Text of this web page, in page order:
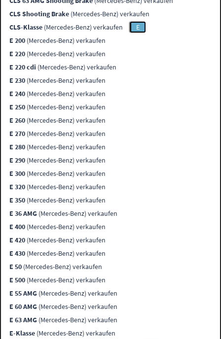
CLS Shooting Brake (Mercedes-Benz) verkaufen
CLS-Klasse (Mercedes-Benz) verkaufen
E
E 200 (Mercedes-Benz) verkaufen
E 220 (Mercedes-Benz) verkaufen
E 220 cdi (Mercedes-Benz) verkaufen
E 230 (Mercedes-Benz) verkaufen
E 240 (Mercedes-Benz) verkaufen
E 250 (Mercedes-Benz) verkaufen
E 260 (Mercedes-Benz) verkaufen
E 270 (Mercedes-Benz) verkaufen
E 280 (Mercedes-Benz) verkaufen
E 290 (Mercedes-Benz) verkaufen
E 300 (Mercedes-Benz) verkaufen
E 320 (Mercedes-Benz) verkaufen
E 350 (Mercedes-Benz) verkaufen
E 36 AMG (Mercedes-Benz) verkaufen
E 400 (Mercedes-Benz) verkaufen
E 420 (Mercedes-Benz) verkaufen
E 430 (Mercedes-Benz) verkaufen
E 50 (Mercedes-Benz) verkaufen
E 500 (Mercedes-Benz) verkaufen
E 55 AMG (Mercedes-Benz) verkaufen
E 60 AMG (Mercedes-Benz) verkaufen
E 63 AMG (Mercedes-Benz) verkaufen
E-Klasse (Mercedes-Benz) verkaufen